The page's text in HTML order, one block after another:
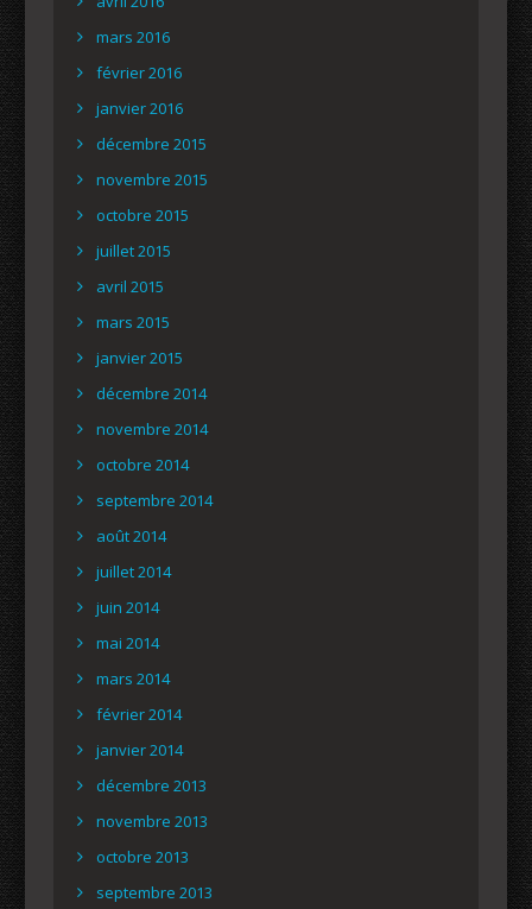
mars 2016
février 2016
janvier 2016
décembre 2015
novembre 2015
octobre 2015
juillet 2015
avril 2015
mars 2015
janvier 2015
décembre 2014
novembre 2014
octobre 2014
septembre 2014
août 2014
juillet 2014
juin 2014
mai 2014
mars 2014
février 2014
janvier 2014
décembre 2013
novembre 2013
octobre 2013
septembre 2013